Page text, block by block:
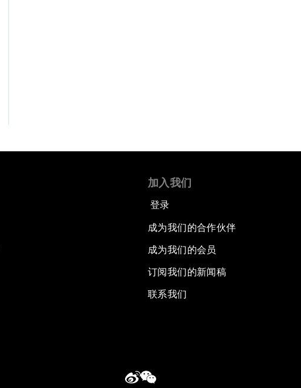
加入我们
登录
成为我们的合作伙伴
成为我们的会员
订阅我们的新闻稿
联系我们